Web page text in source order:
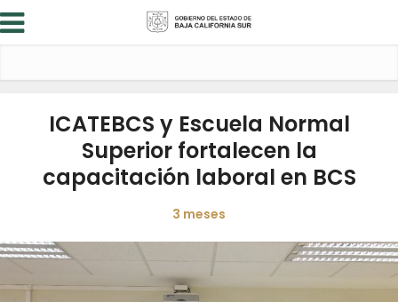
ICATEBCS y Escuela Normal
Superior fortalecen la
capacitación laboral en BCS
3 meses